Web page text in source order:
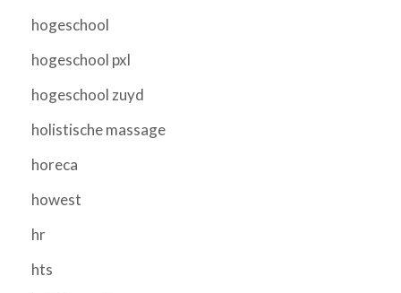
hogeschool
hogeschool pxl
hogeschool zuyd
holistische massage
horeca
howest
hr
hts